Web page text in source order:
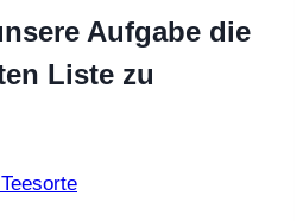
Aufgabe die
Liste zu